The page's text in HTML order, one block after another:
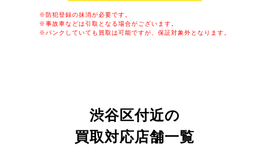
※防犯登録の抹消が必要です。
※事故車などは引取となる場合がございます。
※パンクしていても買取は可能ですが、保証対象外となります。
渋谷区付近の
買取対応店舗一覧